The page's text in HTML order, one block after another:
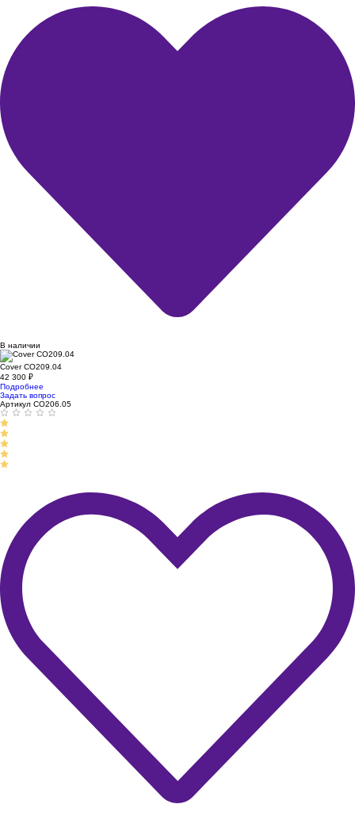
В наличии
Cover CO209.04
42 300 ₽
Подробнее
Задать вопрос
Артикул CO206.05